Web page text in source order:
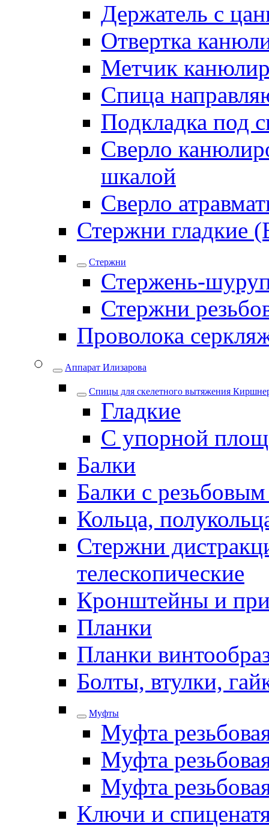
Держатель с
Отвертка
Метчик
Спица
Подкладка под
Сверло
шкалой
Сверло
Стержни гладкие
Стержни
Стержень-
Стержни
Проволока
Аппарат Илизарова
Спицы для cкелетного вытяжения
Гладкие
С упорной
Балки
Балки с
Кольца,
Стержни
телескопические
Кронштейны и
Планки
Планки
Болты, втулки,
Муфты
Муфта
Муфта
Муфта
Ключи и